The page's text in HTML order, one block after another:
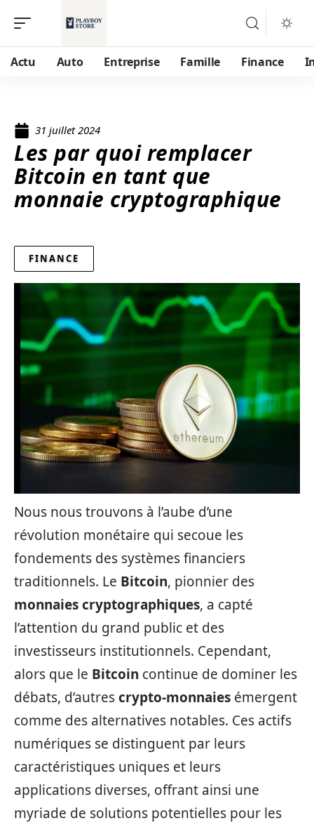
Actu Auto Entreprise Famille Finance
31 juillet 2024
Les par quoi remplacer
Bitcoin en tant que
monnaie cryptographique
FINANCE
Nous nous trouvons à l’aube d’une
révolution monétaire qui secoue les
fondements des systèmes financiers
traditionnels. Le Bitcoin, pionnier des
monnaies cryptographiques, a capté
l’attention du grand public et des
investisseurs institutionnels. Cependant,
alors que le Bitcoin continue de dominer les
débats, d’autrescrypto-monnaies émergent
comme des alternatives notables. Ces actifs
numériques se distinguent par leurs
caractéristiques uniques et leurs
applications diverses, offrant ainsi une
myriade de solutions potentielles pour les